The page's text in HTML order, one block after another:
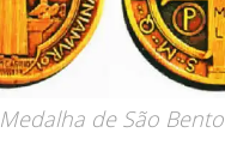
Medalha de São Bento